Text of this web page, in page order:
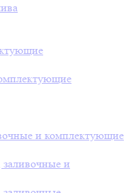
и комплектующие
заливочные и